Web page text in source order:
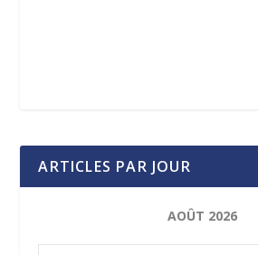
ARTICLES PAR JOUR
AOÛT 2026